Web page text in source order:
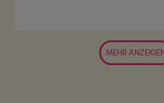
MEHR ANZEIGEN